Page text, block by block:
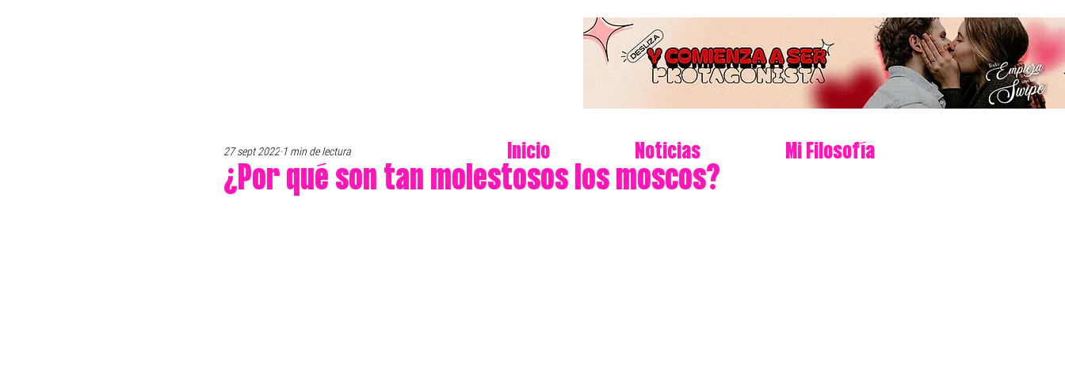
¿Por qué son tan molestosos los moscos?
27 sept 20221 min de lectura Inicio Noticias Mi Filosofía